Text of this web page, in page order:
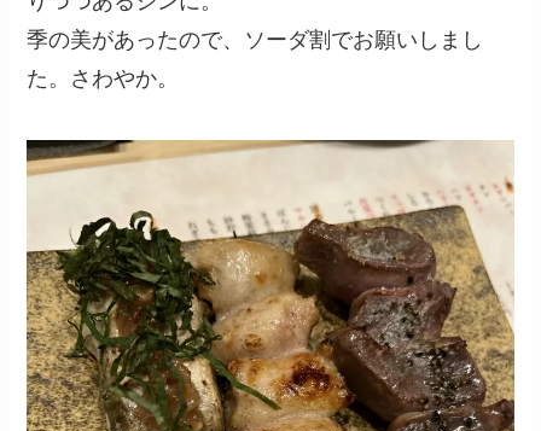
季の美があったので、ソーダ割でお願いしまし
た。さわやか。